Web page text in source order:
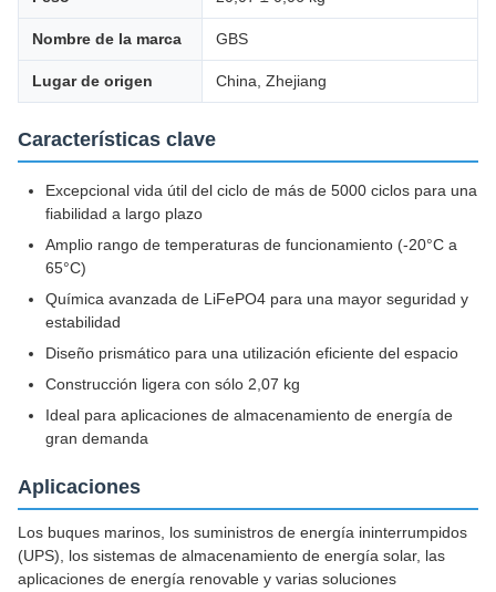
Nombre de la marca GBS
Lugar de origen China, Zhejiang
Características clave
Excepcional vida útil del ciclo de más de 5000 ciclos para una
fiabilidad a largo plazo
Amplio rango de temperaturas de funcionamiento (-20°C a
65°C)
Química avanzada de LiFePO4 para una mayor seguridad y
estabilidad
Diseño prismático para una utilización eficiente del espacio
Construcción ligera con sólo 2,07 kg
Ideal para aplicaciones de almacenamiento de energía de
gran demanda
Aplicaciones
Los buques marinos, los suministros de energía ininterrumpidos
(UPS), los sistemas de almacenamiento de energía solar, las
aplicaciones de energía renovable y varias soluciones